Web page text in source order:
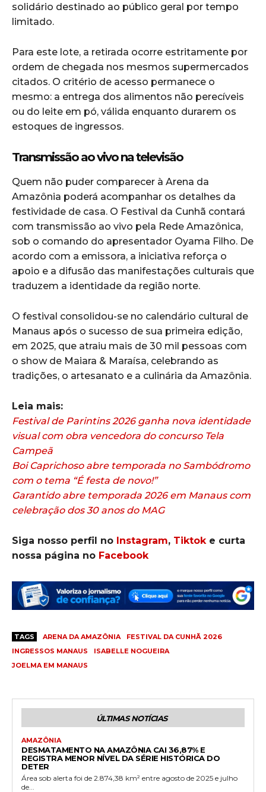
solidário destinado ao público geral por tempo
limitado.
Para este lote, a retirada ocorre estritamente por
ordem de chegada nos mesmos supermercados
citados. O critério de acesso permanece o
mesmo: a entrega dos alimentos não perecíveis
ou do leite em pó, válida enquanto durarem os
estoques de ingressos.
Transmissão ao vivo na televisão
Quem não puder comparecer à Arena da
Amazônia poderá acompanhar os detalhes da
festividade de casa. O Festival da Cunhã contará
com transmissão ao vivo pela Rede Amazônica,
sob o comando do apresentador Oyama Filho. De
acordo com a emissora, a iniciativa reforça o
apoio e a difusão das manifestações culturais que
traduzem a identidade da região norte.
O festival consolidou-se no calendário cultural de
Manaus após o sucesso de sua primeira edição,
em 2025, que atraiu mais de 30 mil pessoas com
o show de Maiara & Maraísa, celebrando as
tradições, o artesanato e a culinária da Amazônia.
Leia mais:
Festival de Parintins 2026 ganha nova identidade
visual com obra vencedora do concurso Tela
Campeã
Boi Caprichoso abre temporada no Sambódromo
com o tema “É festa de novo!”
Garantido abre temporada 2026 em Manaus com
celebração dos 30 anos do MAG
Siga nosso perfil no Instagram, Tiktok e curta
nossa página no Facebook
TAGS ARENA DA AMAZÔNIA
FESTIVAL DA CUNHÃ 2026
INGRESSOS MANAUS
ISABELLE NOGUEIRA
JOELMA EM MANAUS
ÚLTIMAS NOTÍCIAS
AMAZÔNIA
DESMATAMENTO NA AMAZÔNIA CAI 36,87% E
REGISTRA MENOR NÍVEL DA SÉRIE HISTÓRICA DO
DETER
Área sob alerta foi de 2.874,38 km² entre agosto de 2025 e julho
de...